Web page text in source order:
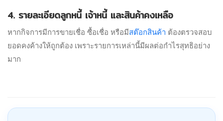
4. รายละเอียดลูกหนี้ เจ้าหนี้ และสินค้าคงเหลือ
หากกิจการมีการขายเชื่อ ซื้อเชื่อ หรือมีสต๊อกสินค้า ต้องตรวจสอบ
ยอดคงค้างให้ถูกต้อง เพราะรายการเหล่านี้มีผลต่อกำไรสุทธิอย่าง
มาก